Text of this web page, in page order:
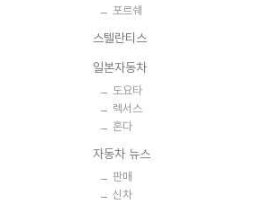
포르쉐
스텔란티스
일본자동차
도요타
렉서스
혼다
자동차 뉴스
판매
신차